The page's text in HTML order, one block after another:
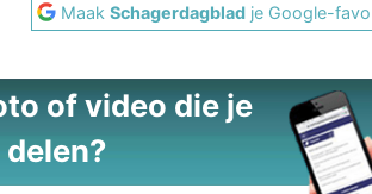
MaakSchagerdagblad je Google-
of video die je